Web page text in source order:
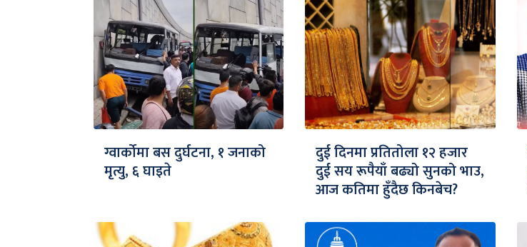
ग्वार्कोमा बस दुर्घटना, १ जनाको
मृत्यु, ६ घाइते
दुई दिनमा प्रतितोला १२ हजार
दुई सय रूपैयाँ बढ्यो सुनको भाउ,
आज कतिमा हुँदैछ किनबेच?